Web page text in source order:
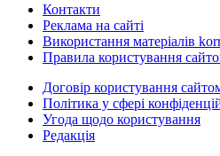
Контакти
Реклама на сайті
Використання матеріалів
Правила користування
Договір користування
Політика у сфері
Угода щодо користування
Редакція